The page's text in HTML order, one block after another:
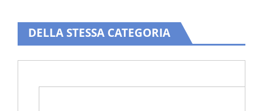
DELLA STESSA CATEGORIA